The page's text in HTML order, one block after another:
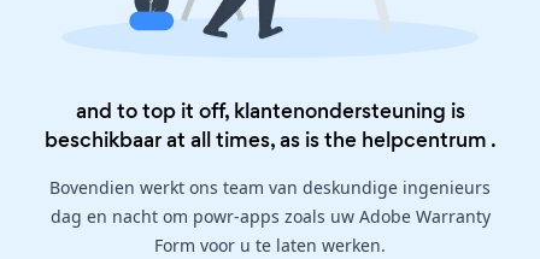
and to top it off, klantenondersteuning is
beschikbaar at all times, as is the helpcentrum .
Bovendien werkt ons team van deskundige ingenieurs
dag en nacht om powr-apps zoals uw Adobe Warranty
Form voor u te laten werken.